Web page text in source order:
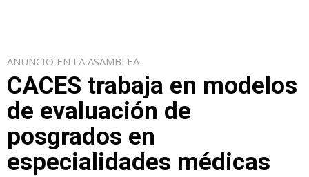
ANUNCIO EN LA ASAMBLEA
CACES trabaja en modelos
de evaluación de
posgrados en
especialidades médicas